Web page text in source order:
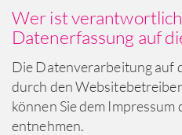
Wer ist
Datenerfassung auf
Die Datenverarbeitung auf
durch den
können Sie dem
entnehmen.